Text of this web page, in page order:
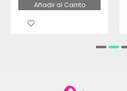
Añadir al Carrito